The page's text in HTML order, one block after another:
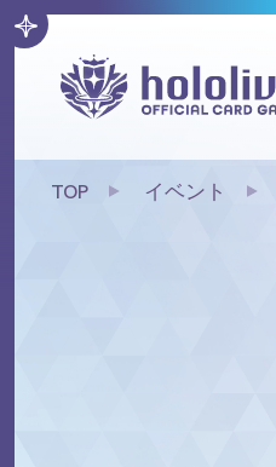
TOP イベント